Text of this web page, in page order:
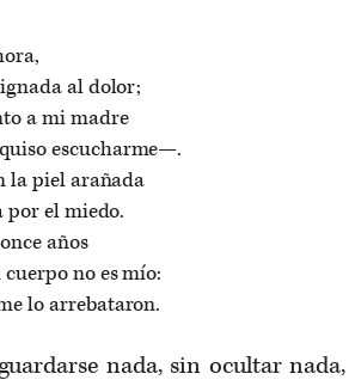
al dolor;
a mi madre
escucharme—.
la piel arañada
por el miedo.
años
no es mío:
lo arrebataron.
nada, sin ocultar nada,